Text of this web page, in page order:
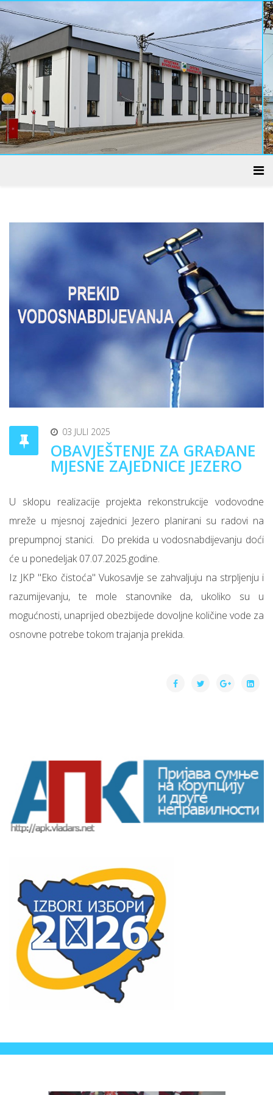
03 JULI 2025
OBAVJEŠTENJE ZA GRAĐANE
MJESNE ZAJEDNICE JEZERO
U sklopu realizacije projekta rekonstrukcije vodovodne
mreže u mjesnoj zajednici Jezero planirani su radovi na
prepumpnoj stanici.
Do prekida u vodosnabdijevanju doći
će u ponedeljak 07.07.2025.godine.
Iz JKP "Eko čistoća" Vukosavlje se zahvaljuju na strpljenju i
razumijevanju, te mole stanovnike da, ukoliko su u
mogućnosti, unaprijed obezbijede dovoljne količine vode za
osnovne potrebe tokom trajanja prekida.